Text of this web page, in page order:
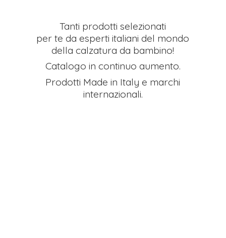
Tanti prodotti selezionati
per te da esperti italiani del mondo
della calzatura da bambino!
Catalogo in continuo aumento.
Prodotti Made in Italy e marchi
internazionali.